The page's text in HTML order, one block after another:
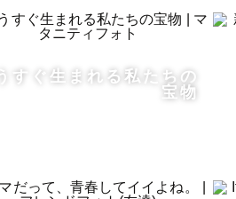
すぐ生まれる私たちの
宝物